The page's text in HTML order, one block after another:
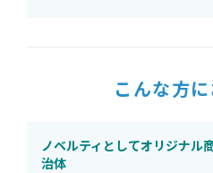
こんな方
ノベルティとしてオリジナル
治体